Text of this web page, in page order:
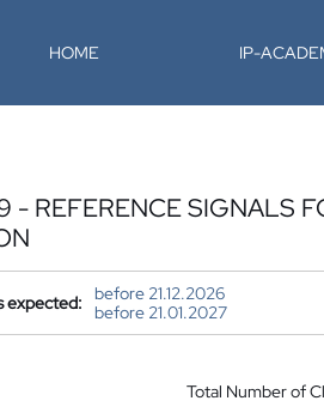
HOME IP-
REFERENCE SIGNALS
expected:
before 21.12.2026
before 21.01.2027
Total Number of